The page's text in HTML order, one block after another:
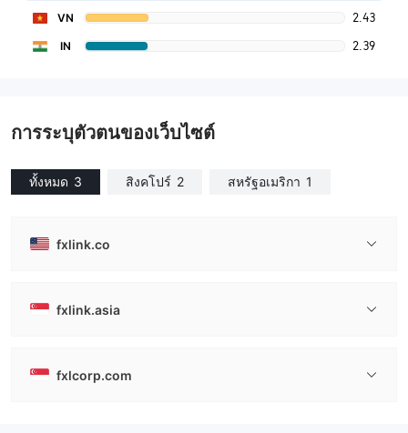
VN 2.43
IN 2.39
การระบุตัวตนของเว็บไซต์
ทั้งหมด 3 สิงคโปร์ 2 สหรัฐอเมริกา 1
fxlink.co
fxlink.asia
fxlcorp.com